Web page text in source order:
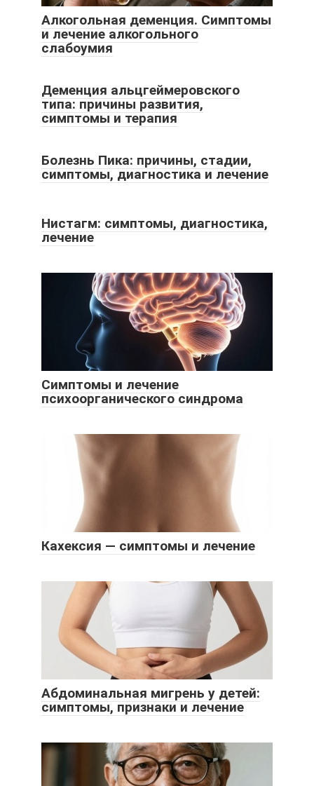
Алкогольная деменция. Симптомы
и лечение алкогольного
слабоумия
Деменция альцгеймеровского
типа: причины развития,
симптомы и терапия
Болезнь Пика: причины, стадии,
симптомы, диагностика и лечение
Нистагм: симптомы, диагностика,
лечение
Симптомы и лечение
психоорганического синдрома
Кахексия — симптомы и лечение
Абдоминальная мигрень у детей:
симптомы, признаки и лечение